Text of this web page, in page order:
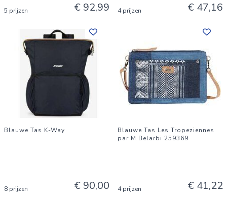
5 prijzen € 92,99 4 prijzen € 47,16
Blauwe Tas K-Way
8 prijzen € 90,00
Blauwe Tas Les Tropeziennes
par M.Belarbi 259369
4 prijzen € 41,22